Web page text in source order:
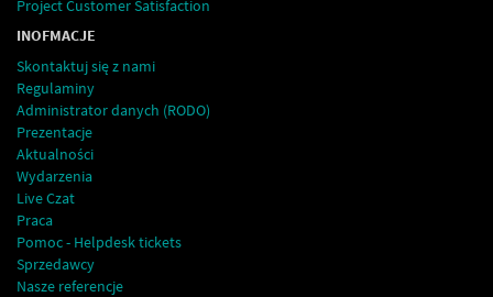
Project Customer Satisfaction
INOFMACJE
Skontaktuj się z nami
Regulaminy
Administrator danych (RODO)
Prezentacje
Aktualności
Wydarzenia
Live Czat
Praca
Pomoc - Helpdesk tickets
Sprzedawcy
Nasze referencje